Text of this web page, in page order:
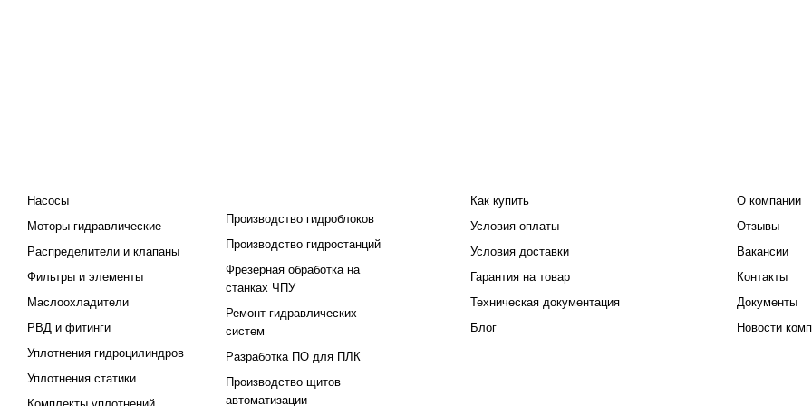
Насосы
Моторы гидравлические
Распределители и клапаны
Фильтры и элементы
Маслоохладители
РВД и фитинги
Уплотнения гидроцилиндров
Уплотнения статики
Производство гидроблоков
Производство гидростанций
Фрезерная обработка на
станках ЧПУ
Ремонт гидравлических
систем
Разработка ПО для ПЛК
Производство щитов
автоматизации
Как купить
Условия оплаты
Условия доставки
Гарантия на товар
Техническая документация
Блог
О компании
Отзывы
Вакансии
Контакты
Документы
Новости